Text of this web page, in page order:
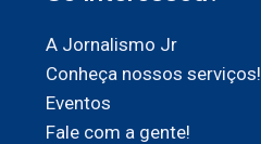
A Jornalismo Jr
Conheça nossos serviços!
Eventos
Fale com a gente!